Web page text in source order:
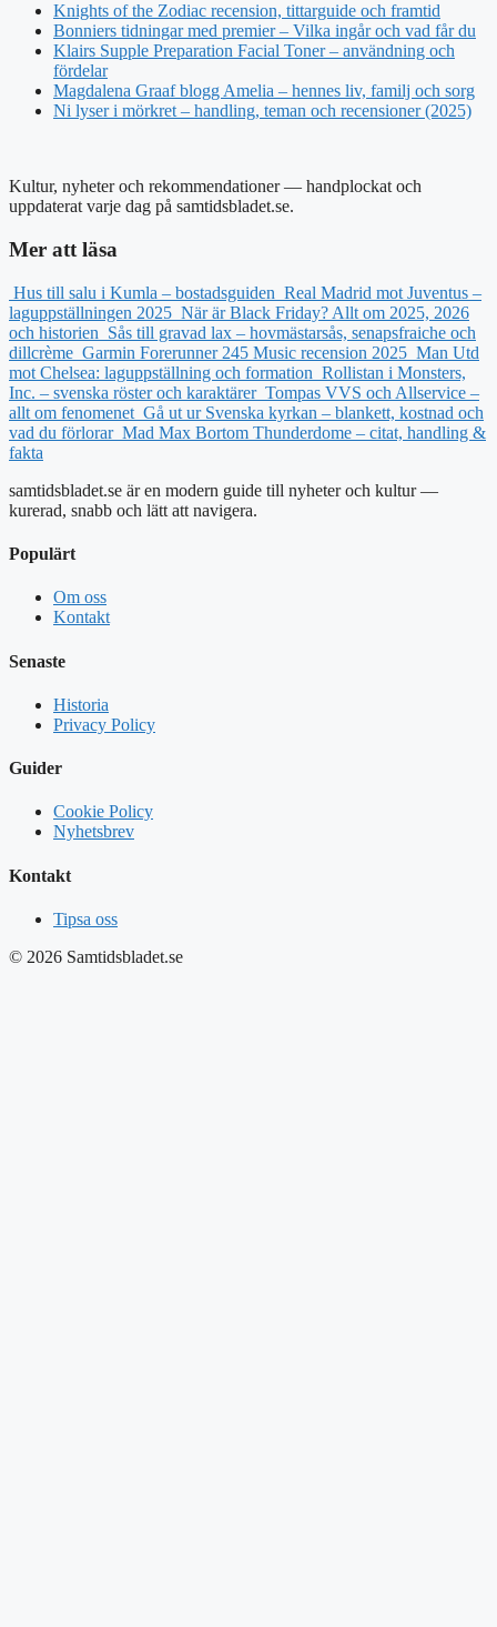
Knights of the Zodiac recension, tittarguide och framtid
Bonniers tidningar med premier – Vilka ingår och vad får du
Klairs Supple Preparation Facial Toner – användning och
fördelar
Magdalena Graaf blogg Amelia – hennes liv, familj och sorg
Ni lyser i mörkret – handling, teman och recensioner (2025)
Kultur, nyheter och rekommendationer — handplockat och
uppdaterat varje dag på samtidsbladet.se.
Mer att läsa
Hus till salu i Kumla – bostadsguiden Real Madrid mot Juventus –
laguppställningen 2025 När är Black Friday? Allt om 2025, 2026
och historien Sås till gravad lax – hovmästarsås, senapsfraiche och
dillcrème Garmin Forerunner 245 Music recension 2025 Man Utd
mot Chelsea: laguppställning och formation Rollistan i Monsters,
Inc. – svenska röster och karaktärer Tompas VVS och Allservice –
allt om fenomenet Gå ut ur Svenska kyrkan – blankett, kostnad och
vad du förlorar Mad Max Bortom Thunderdome – citat, handling &
fakta
samtidsbladet.se är en modern guide till nyheter och kultur —
kurerad, snabb och lätt att navigera.
Populärt
Om oss
Kontakt
Senaste
Historia
Privacy Policy
Guider
Cookie Policy
Nyhetsbrev
Kontakt
Tipsa oss
© 2026 Samtidsbladet.se